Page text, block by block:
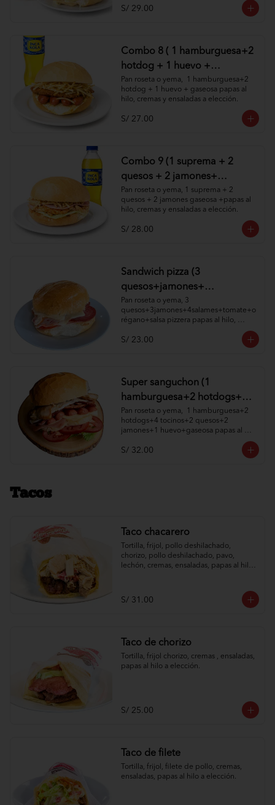
S/ 29.00
Combo 8 ( 1 hamburguesa+2
hotdog + 1 huevo +
1gaseosa+ papas al hilo,
cremas y ensaladas )
Pan roseta o yema,  1 hamburguesa+2
hotdog + 1 huevo + gaseosa papas al
hilo, cremas y ensaladas a elección.
S/ 27.00
Combo 9 (1 suprema + 2
quesos + 2 jamones+
gaseosa +papas al hilo,
cremas y ensaladas )
Pan roseta o yema, 1 suprema + 2
quesos + 2 jamones gaseosa +papas al
hilo, cremas y ensaladas a elección.
S/ 28.00
Sandwich pizza (3
quesos+jamones+
4salames+tomate+orégano+
salsa pizzera papas al hilo,
Pan roseta o yema, 3
quesos+3jamones+4salames+tomate+o
régano+salsa pizzera papas al hilo,
S/ 23.00
Super sanguchon (1
hamburguesa+2 hotdogs+4
tocinos+2 quesos+2
jamones+1 huevo+gaseosa
Pan roseta o yema,  1 hamburguesa+2
hotdogs+4 tocinos+2 quesos+2
jamones+1 huevo+gaseosa papas al
S/ 32.00
Tacos
Taco chacarero
Tortilla, frijol, pollo deshilachado,
chorizo, pollo deshilachado, pavo,
lechón, cremas, ensaladas, papas al hilo
S/ 31.00
Taco de chorizo
Tortilla, frijol chorizo, cremas , ensaladas,
papas al hilo a elección.
S/ 25.00
Taco de filete
Tortilla, frijol, filete de pollo, cremas,
ensaladas, papas al hilo a elección.